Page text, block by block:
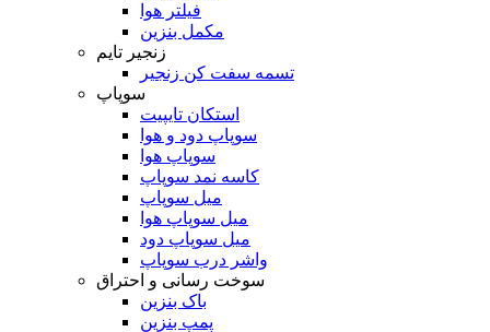
فیلتر هوا
مکمل بنزین
زنجیر تایم
تسمه سفت کن زنجیر
سوپاپ
استکان تایپیت
سوپاپ دود و هوا
سوپاپ هوا
کاسه نمد سوپاپ
میل سوپاپ
میل سوپاپ هوا
میل سوپاپ دود
واشر درب سوپاپ
سوخت رسانی و احتراق
باک بنزین
پمپ بنزین